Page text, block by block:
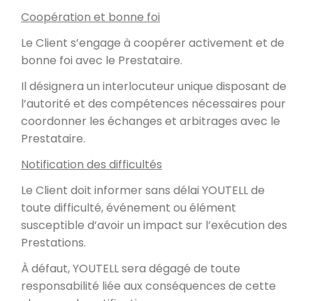
Coopération et bonne foi
Le Client s’engage à coopérer activement et de
bonne foi avec le Prestataire.
Il désignera un interlocuteur unique disposant de
l’autorité et des compétences nécessaires pour
coordonner les échanges et arbitrages avec le
Prestataire.
Notification des difficultés
Le Client doit informer sans délai YOUTELL de
toute difficulté, événement ou élément
susceptible d’avoir un impact sur l’exécution des
Prestations.
À défaut, YOUTELL sera dégagé de toute
responsabilité liée aux conséquences de cette